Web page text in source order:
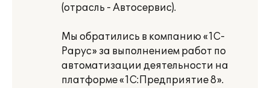
(отрасль - Автосервис).
Мы обратились в компанию «1С-
Рарус» за выполнением работ по
автоматизации деятельности на
платформе «1С:Предприятие 8».